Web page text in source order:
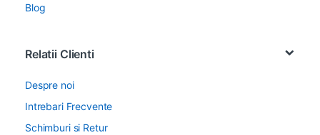
Blog
Relatii Clienti
Despre noi
Intrebari Frecvente
Schimburi si Retur